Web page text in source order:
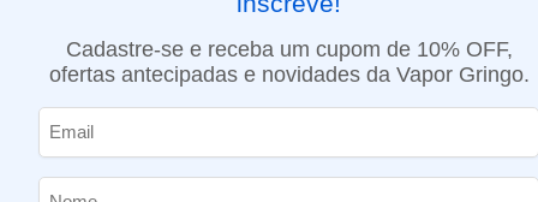
Massa Doce
Cadastre-se e receba um cupom de 10% OFF,
ofertas antecipadas e novidades da Vapor Gringo.